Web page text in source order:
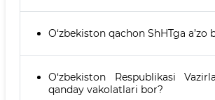
O‘zbekiston qachon ShHTga a’zo
O‘zbekiston Respublikasi
qanday vakolatlari bor?